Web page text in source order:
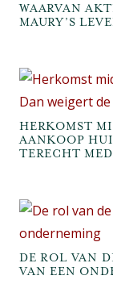
WAARVAN
MAURY’S
HERKOMST
AANKOOP
TERECHT
DE ROL VAN
VAN EEN